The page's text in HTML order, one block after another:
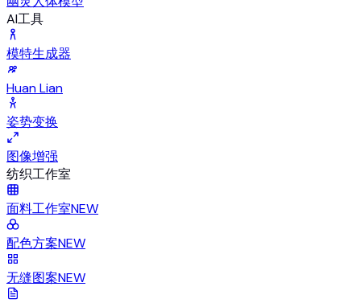
AI工具
模特生成器
Huan Lian
姿势变换
图像增强
纺织工作室
面料工作室NEW
配色方案NEW
无缝图案NEW